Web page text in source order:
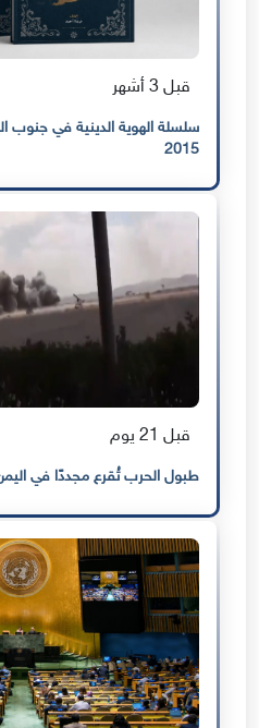
قبل 3 أشهر
سلسلة الهوية الدينية في جنوب
2015
قبل 21 يوم
طبول الحرب تُقرع مجددًا في